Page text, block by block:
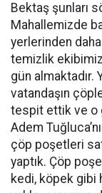
Bektaş şunları
Mahallemizde
yerlerinden
temizlik
gün almaktadır.
vatandaşın
tespit ettik ve o
Adem
çöp poşetleri
yaptık. Çöp
kedi, köpek gibi